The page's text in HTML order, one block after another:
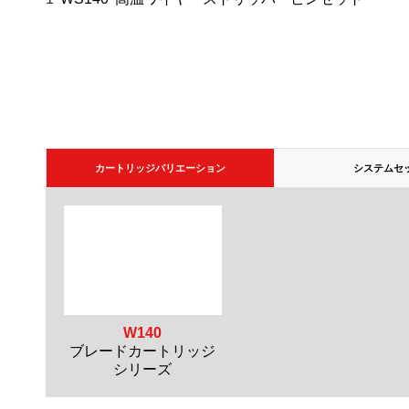
カートリッジバリエーション システムセ
W140
ブレードカートリッジ
シリーズ